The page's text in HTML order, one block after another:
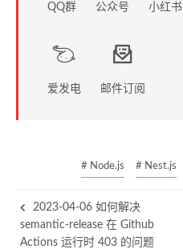
QQ群 公众号 小红书
爱发电 邮件订阅
# Node.js # Nest.js
2023-04-06 如何解决
semantic-release 在 Github
Actions 运行时 403 的问题